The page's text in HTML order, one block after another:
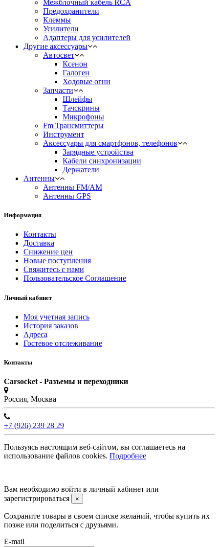
Межблочный кабель RCA
Предохранители
Клеммы
Усилители
Адаптеры для усилителей
Другие аксессуары
Автосвет
Ксенон
Галоген
Ходовые огни
Запчасти
Шлейфы
Тачскрины
Микрофоны
Fm Трансмиттеры
Инструмент
Аксессуары для смартфонов, телефонов
Зарядные устройства
Кабели синхронизации
Держатели
Антенны
Антенны FM/AM
Антенны GPS
Информация
Контакты
Доставка
Снижение цен
Новые поступления
Свяжитесь с нами
Пользовательское Соглашение
Личный кабинет
Моя учетная запись
История заказов
Адреса
Гостевое отслеживание
Контакты
Carsocket - Разъемы и переходники
Россия, Москва
+7 (926) 239 28 29
Пользуясь настоящим веб-сайтом, вы соглашаетесь на
использование файлов cookies. Подробнее
Вам необходимо войти в личный кабинет или
зарегистрироваться
×
Сохраните товары в своем списке желаний, чтобы купить их
позже или поделиться с друзьями.
E-mail